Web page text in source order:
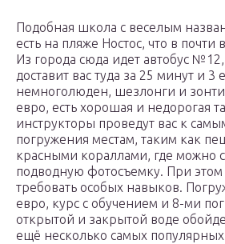
Подобная школа с веселым
есть на пляже Ностос, что в почти
Из города сюда идет автобус
доставит вас туда за 25 минут и 3
немноголюден, шезлонги и
евро, есть хорошая и недорогая
инструкторы проведут вас к
погружения местам, таким как
красными кораллами, где можно
подводную фотосъемку. При этом
требовать особых навыков.
евро, курс с обучением и 8-ми
открытой и закрытой воде
ещё несколько самых популярных